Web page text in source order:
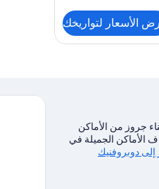
الأسعار لتواريخك
جروز من الأماكن
الأماكن الجميلة في
إلى دوبروفنيك